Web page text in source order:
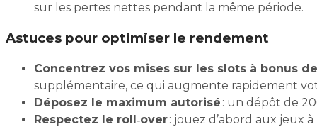
sur les pertes nettes pendant la même période.
Astuces pour optimiser le rendement
Concentrez vos mises sur les slots à bonus
supplémentaire, ce qui augmente rapidement
Déposez le maximum autorisé : un dépôt de
Respectez le roll‑over: jouez d’abord aux jeux